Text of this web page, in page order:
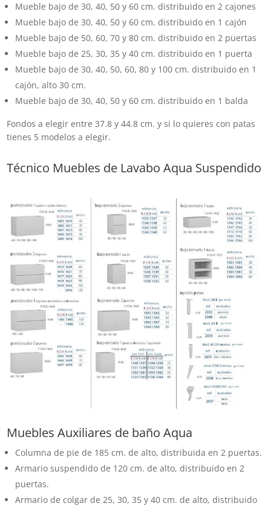
Mueble bajo de 30, 40, 50 y 60 cm. distribuido en 2 cajones
Mueble bajo de 30, 40, 50 y 60 cm. distribuido en 1 cajón
Mueble bajo de 50, 60, 70 y 80 cm. distribuido en 2 puertas
Mueble bajo de 25, 30, 35 y 40 cm. distribuido en 1 puerta
Mueble bajo de 30, 40, 50, 60, 80 y 100 cm. distribuido en 1
cajón, alto 30 cm.
Mueble bajo de 30, 40, 50 y 60 cm. distribuido en 1 balda
Fondos a elegir entre 37.8 y 44.8 cm. y si lo quieres con patas
tienes 5 modelos a elegir.
Técnico Muebles de Lavabo Aqua Suspendido
Muebles Auxiliares de baño Aqua
Columna de pie de 185 cm. de alto, distribuida en 2 puertas.
Armario suspendido de 120 cm. de alto, distribuido en 2
puertas.
Armario de colgar de 25, 30, 35 y 40 cm. de alto, distribuido